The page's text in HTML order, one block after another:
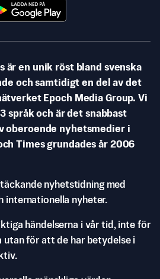
är en unik röst bland svenska
och samtidigt en del av det
Epoch Media Group. Vi
språk och är det snabbast
oberoende nyhetsmedier i
Times grundades år 2006
nyhetstidning med
internationella nyheter.
händelserna i vår tid, inte för
utan för att de har betydelse i